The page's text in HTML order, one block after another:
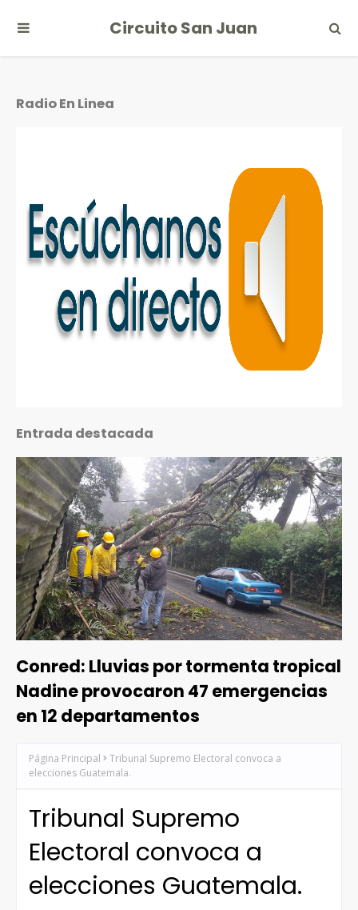
Circuito San Juan
Radio En Linea
Entrada destacada
Conred: Lluvias por tormenta tropical
Nadine provocaron 47 emergencias
en 12 departamentos
Página Principal
Tribunal Supremo Electoral convoca a
elecciones Guatemala.
Tribunal Supremo
Electoral convoca a
elecciones Guatemala.